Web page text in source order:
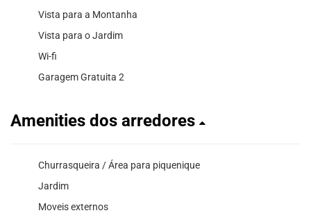
Vista para a Montanha
Vista para o Jardim
Wi-fi
Garagem Gratuita 2
Amenities dos arredores
Churrasqueira / Área para piquenique
Jardim
Moveis externos